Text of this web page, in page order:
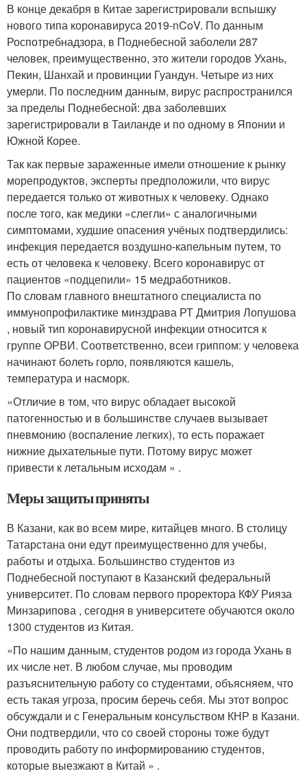
В конце декабря в Китае зарегистрировали вспышку
нового типа коронавируса 2019-nCoV. По данным
Роспотребнадзора, в Поднебесной заболели 287
человек, преимущественно, это жители городов Ухань,
Пекин, Шанхай и провинции Гуандун. Четыре из них
умерли. По последним данным, вирус распространился
за пределы Поднебесной: два заболевших
зарегистрировали в Таиланде и по одному в Японии и
Южной Корее.
Так как первые зараженные имели отношение к рынку
морепродуктов, эксперты предположили, что вирус
передается только от животных к человеку. Однако
после того, как медики «слегли» с аналогичными
симптомами, худшие опасения учёных подтвердились:
инфекция передается воздушно-капельным путем, то
есть от человека к человеку. Всего коронавирус от
пациентов «подцепили» 15 медработников.
По словам главного внештатного специалиста по
иммунопрофилактике минздрава РТ Дмитрия Лопушова
, новый тип коронавирусной инфекции относится к
группе ОРВИ. Соответственно, всеи гриппом: у человека
начинают болеть горло, появляются кашель,
температура и насморк.
«Отличие в том, что вирус обладает высокой
патогенностью и в большинстве случаев вызывает
пневмонию (воспаление легких), то есть поражает
нижние дыхательные пути. Потому вирус может
привести к летальным исходам » .
Меры защиты приняты
В Казани, как во всем мире, китайцев много. В столицу
Татарстана они едут преимущественно для учебы,
работы и отдыха. Большинство студентов из
Поднебесной поступают в Казанский федеральный
университет. По словам первого проректора КФУ Рияза
Минзарипова , сегодня в университете обучаются около
1300 студентов из Китая.
«По нашим данным, студентов родом из города Ухань в
их числе нет. В любом случае, мы проводим
разъяснительную работу со студентами, объясняем, что
есть такая угроза, просим беречь себя. Мы этот вопрос
обсуждали и с Генеральным консульством КНР в Казани.
Они подтвердили, что со своей стороны тоже будут
проводить работу по информированию студентов,
которые выезжают в Китай » .